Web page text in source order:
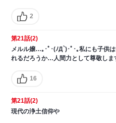
2
第21話(2)
メルル嬢…｡･ﾟ･(ﾉД`)･ﾟ･｡私にも子供
れるだろうか…人間力として尊敬しま
16
第21話(2)
現代の浄土信仰や